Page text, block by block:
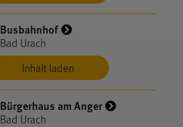
Inhalt laden
Busbahnhof
Bad Urach
Bürgerhaus am Anger
Bad Urach